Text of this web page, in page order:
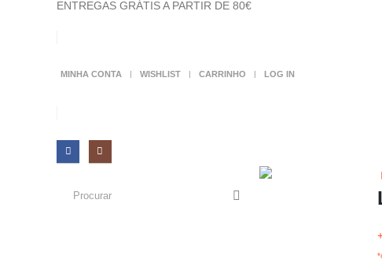
ENTREGAS GRÁTIS A PARTIR DE 80€
MINHA CONTA WISHLIST CARRINHO LOG IN